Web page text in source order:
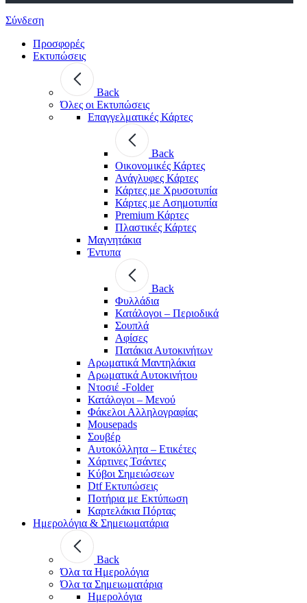
Σύνδεση
Προσφορές
Εκτυπώσεις
Back
Όλες οι Εκτυπώσεις
Επαγγελματικές Κάρτες
Back
Οικονομικές Κάρτες
Ανάγλυφες Κάρτες
Κάρτες με Χρυσοτυπία
Κάρτες με Ασημοτυπία
Premium Κάρτες
Πλαστικές Κάρτες
Μαγνητάκια
Έντυπα
Back
Φυλλάδια
Κατάλογοι – Περιοδικά
Σουπλά
Αφίσες
Πατάκια Αυτοκινήτων
Αρωματικά Μαντηλάκια
Αρωματικά Αυτοκινήτου
Ντοσιέ -Folder
Κατάλογοι – Μενού
Φάκελοι Αλληλογραφίας
Mousepads
Σουβέρ
Αυτοκόλλητα – Ετικέτες
Χάρτινες Τσάντες
Κύβοι Σημειώσεων
Dtf Εκτυπώσεις
Ποτήρια με Εκτύπωση
Καρτελάκια Πόρτας
Ημερολόγια & Σημειωματάρια
Back
Όλα τα Ημερολόγια
Όλα τα Σημειωματάρια
Ημερολόγια